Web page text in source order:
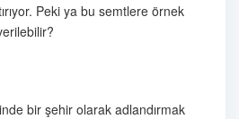
Peki ya bu semtlere örnek
bir şehir olarak adlandırmak